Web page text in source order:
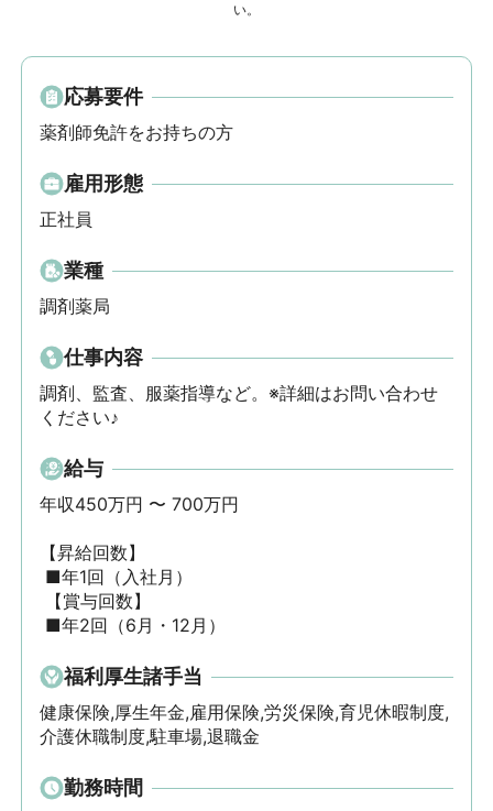
い。
応募要件
薬剤師免許をお持ちの方
雇用形態
正社員
業種
調剤薬局
仕事内容
調剤、監査、服薬指導など。※詳細はお問い合わせ
ください♪
給与
年収450万円 〜 700万円
【昇給回数】
■年2回（6月・12月）
福利厚生諸手当
健康保険,厚生年金,雇用保険,労災保険,育児休暇制度,
介護休職制度,駐車場,退職金
勤務時間